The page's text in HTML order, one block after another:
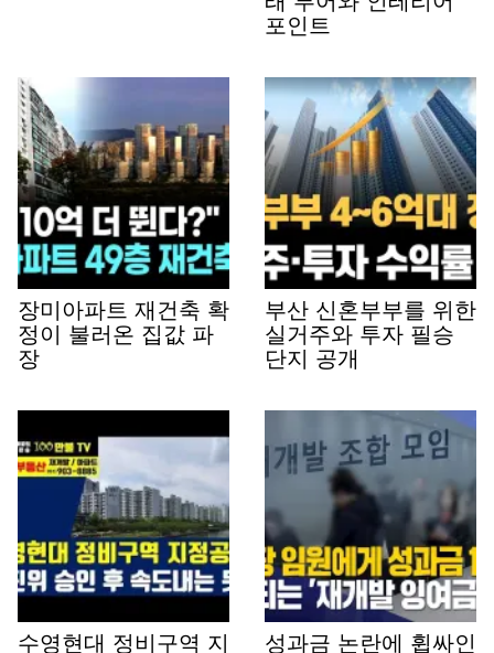
포인트
장미아파트 재건축 확
정이 불러온 집값 파
장
부산 신혼부부를 위한
실거주와 투자 필승
단지 공개
수영현대 정비구역 지
성과금 논란에 휩싸인